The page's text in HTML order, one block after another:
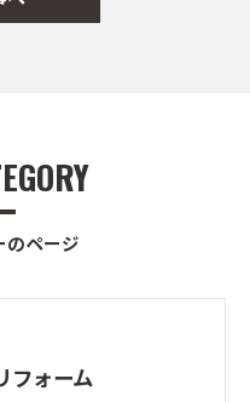
のページ
フォーム